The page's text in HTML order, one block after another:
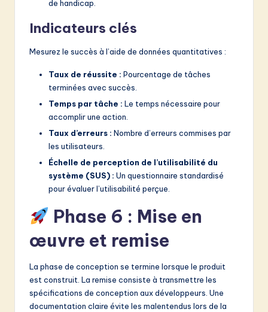
de handicap.
Indicateurs clés
Mesurez le succès à l’aide de données quantitatives :
Taux de réussite : Pourcentage de tâches
terminées avec succès.
Temps par tâche : Le temps nécessaire pour
accomplir une action.
Taux d’erreurs : Nombre d’erreurs commises par
les utilisateurs.
Échelle de perception de l’utilisabilité du
système (SUS) : Un questionnaire standardisé
pour évaluer l’utilisabilité perçue.
Phase 6 : Mise en
œuvre et remise
La phase de conception se termine lorsque le produit
est construit. La remise consiste à transmettre les
spécifications de conception aux développeurs. Une
documentation claire évite les malentendus lors de la